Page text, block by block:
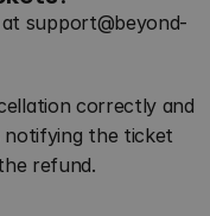
support@beyond-
correctly and
notifying the ticket
refund.